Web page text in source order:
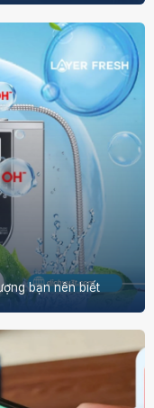
bạn nên biết